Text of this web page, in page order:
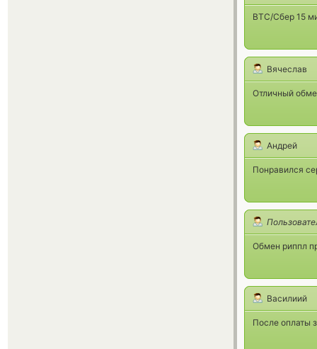
BTC/Сбер 15
Вячеслав
Отличный
Андрей
Понравился
Обмен риппл
Василиий
После оплаты